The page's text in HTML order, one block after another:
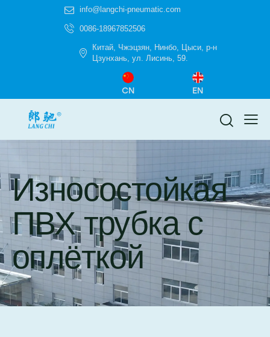
info@langchi-pneumatic.com
0086-18967852506
Китай, Чжэцзян, Нинбо, Цыси, р-н
Цзунхань, ул. Лисинь, 59.
CN EN
Износостойкая
ПВХ трубка с
оплёткой